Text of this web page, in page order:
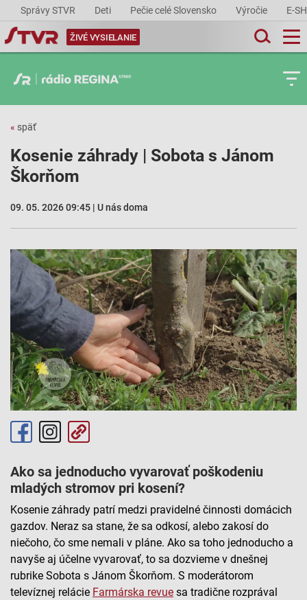
Správy STVR Deti Pečie celé Slovensko Výročie E-
ŽIVÉ VYSIELANIE
« späť
Kosenie záhrady | Sobota s Jánom
Škorňom
09. 05. 2026 09:45 | U nás doma
Ako sa jednoducho vyvarovať poškodeniu
mladých stromov pri kosení?
Kosenie záhrady patrí medzi pravidelné činnosti domácich
gazdov. Neraz sa stane, že sa odkosí, alebo zakosí do
niečoho, čo sme nemali v pláne. Ako sa toho jednoducho a
navyše aj účelne vyvarovať, to sa dozvieme v dnešnej
rubrike Sobota s Jánom Škorňom. S moderátorom
televíznej relácie Farmárska revue sa tradične rozprával